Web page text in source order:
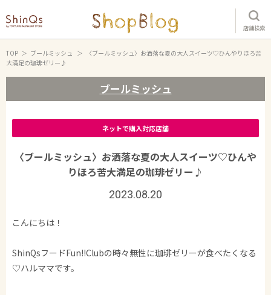
店舗検索
TOP ブールミッシュ
〈ブールミッシュ〉お洒落な夏の大人スイーツ♡ひんやりほろ苦
大満足の珈琲ゼリー♪
ブールミッシュ
ネットで購入対応店舗
〈ブールミッシュ〉お洒落な夏の大人スイーツ♡ひんや
りほろ苦大満足の珈琲ゼリー♪
2023.08.20
こんにちは！
ShinQsフードFun!!Clubの時々無性に珈琲ゼリーが食べたくなる
♡ハルママです。